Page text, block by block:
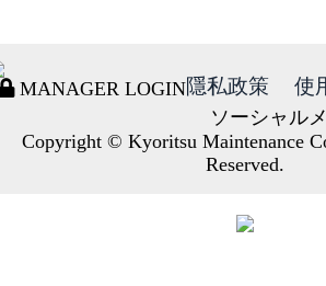
MANAGER LOGIN隱私政策 使
ソーシャル
Copyright © Kyoritsu Maintenance
Reserved.